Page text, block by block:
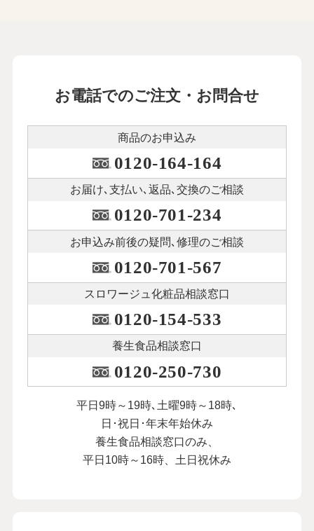
お電話でのご注文・お問合せ
商品のお申込み
0120-164-164
お届け､支払い､ 返品､交換のご相談
0120-701-234
お申込み前後の疑問､修理のご相談
0120-701-567
スロワージュ化粧品相談窓口
0120-154-533
養生食品相談窓口
0120-250-730
平日9時～19時､土曜9時～18時､
日･祝日･年末年始休み
養生食品相談窓口のみ、
平日10時～16時、土日祝休み